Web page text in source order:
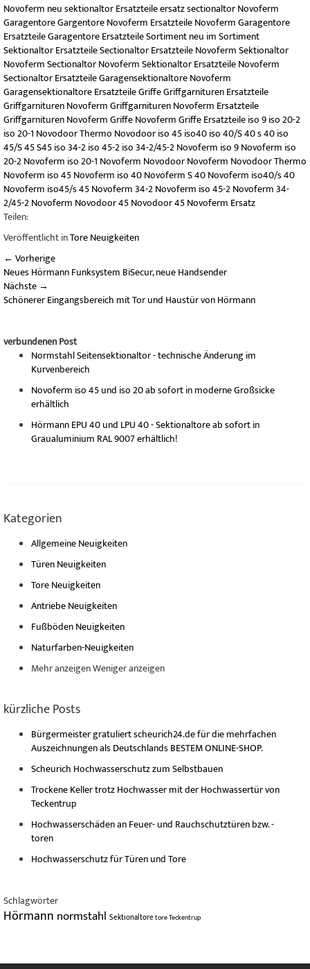
Novoferm neusektionaltorErsatzteileersatzsectionaltorNovoferm
GaragentoreGargentoreNovoferm ErsatzteileNovoferm Garagentore
ErsatzteileGaragentore ErsatzteileSortimentneu im Sortiment
Sektionaltor ErsatzteileSectionaltor ErsatzteileNovoferm Sektionaltor
Novoferm SectionaltorNovoferm Sektionaltor ErsatzteileNovoferm
Sectionaltor ErsatzteileGaragensektionaltoreNovoferm
GaragensektionaltoreErsatzteile GriffeGriffgarniturenErsatzteile
GriffgarniturenNovoferm GriffgarniturenNovoferm Ersatzteile
GriffgarniturenNovoferm GriffeNovoferm Griffe Ersatzteileiso 9iso 20-2
iso 20-1 Novodoor Thermo Novodooriso 45iso40iso 40/S 40s 40iso
45/S 45S45iso 34-2iso 45-2iso 34-2/45-2Novoferm iso 9Novoferm iso
20-2Novoferm iso 20-1 Novoferm NovodoorNovoferm Novodoor Thermo
Novoferm iso 45Novoferm iso 40Novoferm S 40Novoferm iso40/s 40
Novoferm iso45/s 45Novoferm 34-2Novoferm iso 45-2Novoferm 34-
2/45-2Novoferm Novodoor 45Novodoor 45Novoferm Ersatz
Teilen:
Veröffentlicht inTore Neuigkeiten
← Vorherige
Neues Hörmann Funksystem BiSecur, neue Handsender
Nächste →
Schönerer Eingangsbereich mit Tor und Haustür von Hörmann
verbundenen Post
Normstahl Seitensektionaltor - technische Änderung im
Kurvenbereich
Novoferm iso 45 und iso 20 ab sofort in moderne Großsicke
erhältlich
Hörmann EPU 40 und LPU 40 - Sektionaltore ab sofort in
Graualuminium RAL 9007 erhältlich!
Kategorien
Allgemeine Neuigkeiten
Türen Neuigkeiten
Tore Neuigkeiten
Antriebe Neuigkeiten
Fußböden Neuigkeiten
Naturfarben-Neuigkeiten
Mehr anzeigenWeniger anzeigen
kürzliche Posts
Bürgermeister gratuliert scheurich24.de für die mehrfachen
Auszeichnungen als Deutschlands BESTEM ONLINE-SHOP.
Scheurich Hochwasserschutz zum Selbstbauen
Trockene Keller trotz Hochwasser mit der Hochwassertür von
Teckentrup
Hochwasserschäden an Feuer- und Rauchschutztüren bzw. -
toren
Hochwasserschutz für Türen und Tore
Schlagwörter
Hörmann normstahl SektionaltoretoreTeckentrup